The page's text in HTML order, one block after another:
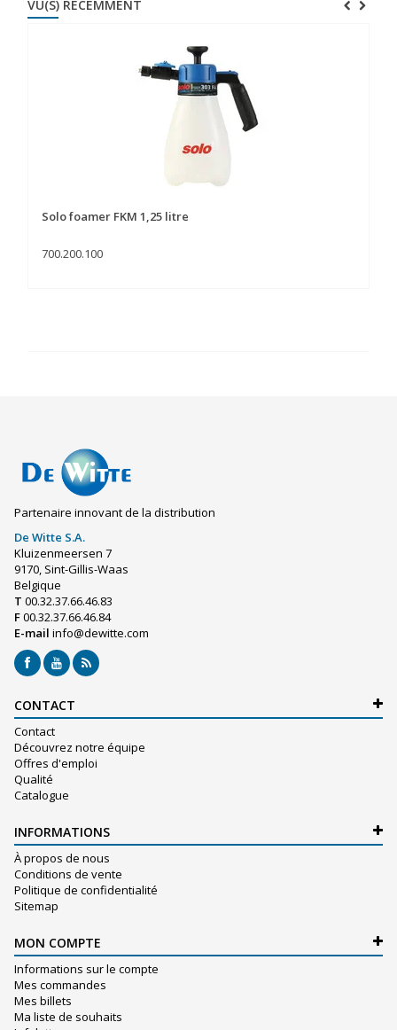
VU(S) RÉCEMMENT
Solo foamer FKM 1,25 litre
700.200.100
Partenaire innovant de la distribution
De Witte S.A.
Kluizenmeersen 7
9170, Sint-Gillis-Waas
Belgique
T 00.32.37.66.46.83
F00.32.37.66.46.84
E-mail info@dewitte.com
CONTACT
Contact
Découvrez notre équipe
Offres d'emploi
Qualité
Catalogue
INFORMATIONS
À propos de nous
Conditions de vente
Politique de confidentialité
Sitemap
MON COMPTE
Informations sur le compte
Mes commandes
Mes billets
Ma liste de souhaits